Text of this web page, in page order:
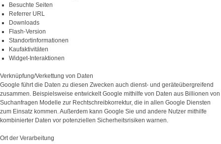
Besuchte Seiten
Referrer URL
Downloads
Flash-Version
Standortinformationen
Kaufaktivitäten
Widget-Interaktionen
Verknüpfung/Verkettung von Daten
Google führt die Daten zu diesen Zwecken auch dienst- und geräteübergreifend
zusammen. Beispielsweise entwickelt Google mithilfe von Daten aus Billionen von
Suchanfragen Modelle zur Rechtschreibkorrektur, die in allen Google Diensten
zum Einsatz kommen. Außerdem kann Google Sie und andere Nutzer mithilfe
kombinierter Daten vor potenziellen Sicherheitsrisiken warnen.
Ort der Verarbeitung